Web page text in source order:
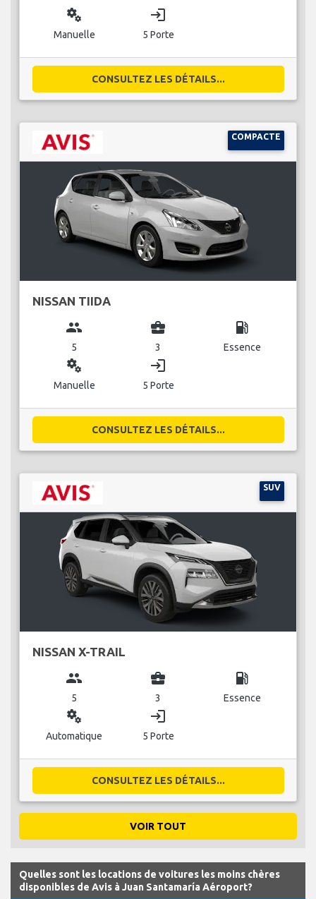
miscellaneous_services
Manuelle
login
5 Porte
CONSULTEZ LES DÉTAILS...
COMPACTE
NISSAN TIIDA
group
5
business_center
3
local_gas_station
Essence
miscellaneous_services
Manuelle
login
5 Porte
CONSULTEZ LES DÉTAILS...
SUV
NISSAN X-TRAIL
group
5
business_center
3
local_gas_station
Essence
miscellaneous_services
Automatique
login
5 Porte
CONSULTEZ LES DÉTAILS...
VOIR TOUT
Quelles sont les locations de voitures les moins chères
disponibles de Avis à Juan Santamaría Aéroport?